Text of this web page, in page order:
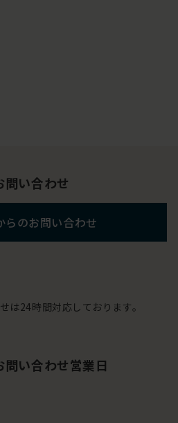
問い合わせ
らのお問い合わせ
24時間対応しております。
問い合わせ営業日